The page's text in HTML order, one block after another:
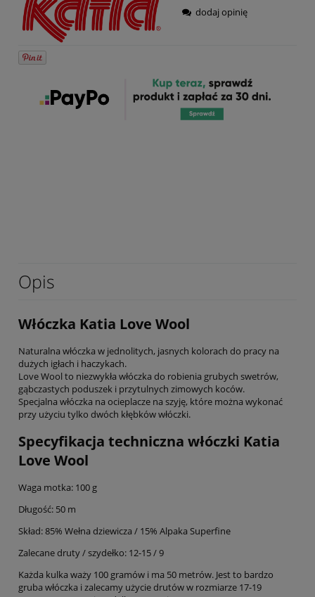
dodaj opinię
Opis
Włóczka Katia Love Wool
Naturalna włóczka w jednolitych, jasnych kolorach do pracy na
dużych igłach i haczykach.
Love Wool to niezwykła włóczka do robienia grubych swetrów,
gąbczastych poduszek i przytulnych zimowych koców.
Specjalna włóczka na ocieplacze na szyję, które można wykonać
przy użyciu tylko dwóch kłębków włóczki.
Specyfikacja techniczna włóczki Katia
Love Wool
Waga motka: 100 g
Długość: 50 m
Skład:85% Wełna dziewicza / 15% Alpaka Superfine
Zalecane druty / szydełko: 12-15 / 9
Każda kulka waży 100 gramów i ma 50 metrów. Jest to bardzo
gruba włóczka i zalecamy użycie drutów w rozmiarze 17-19